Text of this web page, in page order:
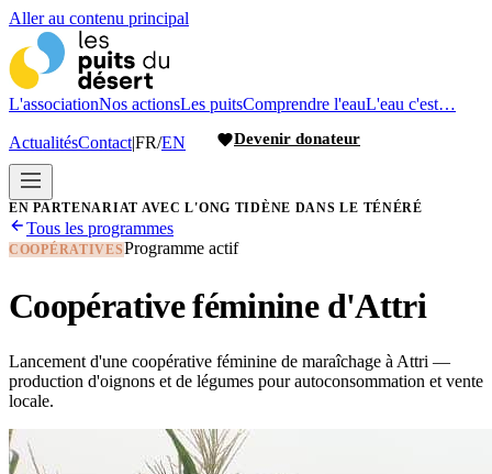
Aller au contenu principal
L'associationNos actionsLes puitsComprendre l'eauL'eau c'est…
ActualitésContact|FR/EN Devenir donateur
EN PARTENARIAT AVEC L'ONG TIDÈNE DANS LE TÉNÉRÉ
Tous les programmes
COOPÉRATIVESProgramme actif
Coopérative féminine d'Attri
Lancement d'une coopérative féminine de maraîchage à Attri —
production d'oignons et de légumes pour autoconsommation et vente
locale.